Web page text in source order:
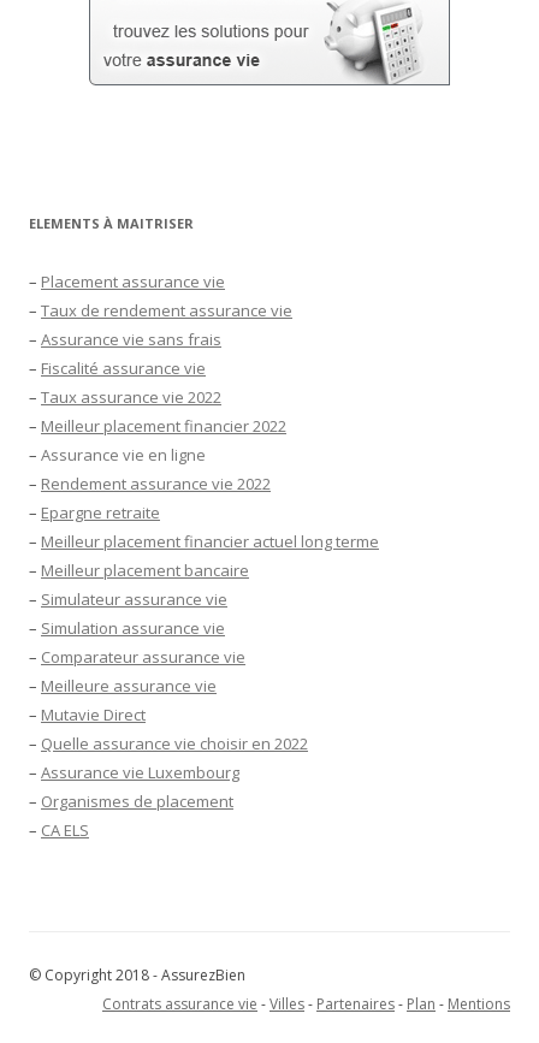
ELEMENTS À MAITRISER
– Placement assurance vie
– Taux de rendement assurance vie
– Assurance vie sans frais
– Fiscalité assurance vie
– Taux assurance vie 2022
– Meilleur placement financier 2022
– Assurance vie en ligne
– Rendement assurance vie 2022
– Epargne retraite
– Meilleur placement financier actuel long terme
– Meilleur placement bancaire
– Simulateur assurance vie
– Simulation assurance vie
– Comparateur assurance vie
– Meilleure assurance vie
– Mutavie Direct
– Quelle assurance vie choisir en 2022
– Assurance vie Luxembourg
– Organismes de placement
– CA ELS
© Copyright 2018 - AssurezBien
Contrats assurance vie -Villes- Partenaires- Plan - Mentions